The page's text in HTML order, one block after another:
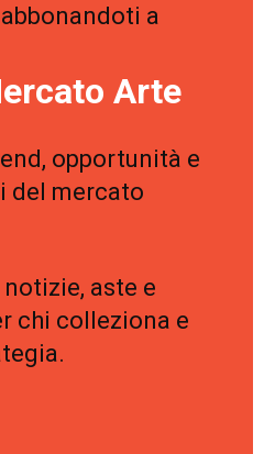
a
Arte
opportunità e
del mercato
aste e
chi colleziona e